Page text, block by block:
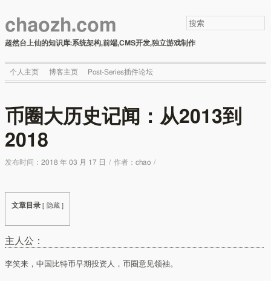
chaozh.com
超然台上仙的知识库:系统架构,前端,CMS开发,独立游戏制作
个人主页 博客主页 Post-Series插件论坛
币圈大历史记闻：从2013到
2018
发布时间：2018 年 03 月 17 日 / 作者：chao /
文章目录 [ 隐藏 ]
主人公：
李笑来，中国比特币早期投资人，币圈意见领袖。